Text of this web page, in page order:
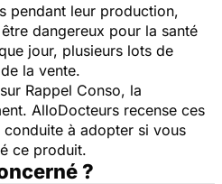
pendant leur production,
dangereux pour la santé
jour, plusieurs lots de
la vente.
Rappel Conso, la
AlloDocteurs recense ces
à adopter si vous
ce produit.
?